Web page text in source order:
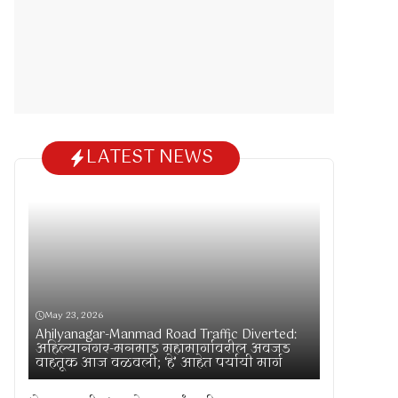
LATEST NEWS
May 23, 2026
Ahilyanagar-Manmad Road Traffic Diverted:
अहिल्यानगर-मनमाड महामार्गावरील अवजड
वाहतूक आज वळवली; ‘हे’ आहेत पर्यायी मार्ग